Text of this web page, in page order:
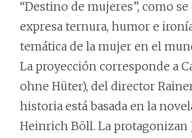
“Destino de mujeres”, como
expresa ternura, humor e
temática de la mujer en el
La proyección corresponde a
ohne Hüter), del director
historia está basada en la
Heinrich Böll. La protagonizan